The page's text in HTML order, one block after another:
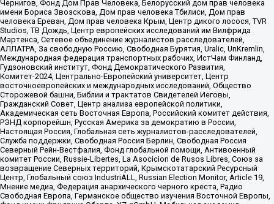
Чернигов, Фонд Дом Прав Человека, Белорусский дом прав человека
имени Бориса Звозскова, Дом прав человека Тбилиси, Дом прав
человека Ереван, Дом прав человека Крым, Центр дикого лосося, TVR
Studios, ТВ Дождь, Центр европейских исследований им Вилфрида
Мартенса, Сетевое объединение журналистов расследователей,
АЛЛАТРА, За свободную Россию, Свободная Бурятия, Uralic, UnKremlin,
Международная федерация транспортных рабочих, ИстЧам Финланд,
Гудзоновский институт, Фонд Демократического Развития,
Комитет-2024, Центрально-Европейский университет, Центр
восточноевропейских и международных исследований, Общество
Сторожевой башни, Библии и трактатов Свидетелей Иеговы,
Гражданский Совет, Центр анализа европейской политики,
Академическая сеть Восточная Европа, Российский комитет действия,
РЭНД корпорейшн, Русская Америка за демократию в России,
Настоящая Россия, Глобальная сеть журналистов-расследователей,
Служба поддержки, Свободная Россия Берлин, Свободная Россия
Северный Рейн-Вестфалия, Фонд глобальной помощи, Антивоенный
комитет России, Russie-Libertes, La Asocicion de Rusos Libres, Союз за
возвращение Северных территорий, Крымскотатарский Ресурсный
Центр, Глобальный союз IndustriALL, Russian Election Monitor, Article 19,
Мнение медиа, Федерация анархического черного креста, Радио
Свободная Европа, Германское общество изучения Восточной Европы,